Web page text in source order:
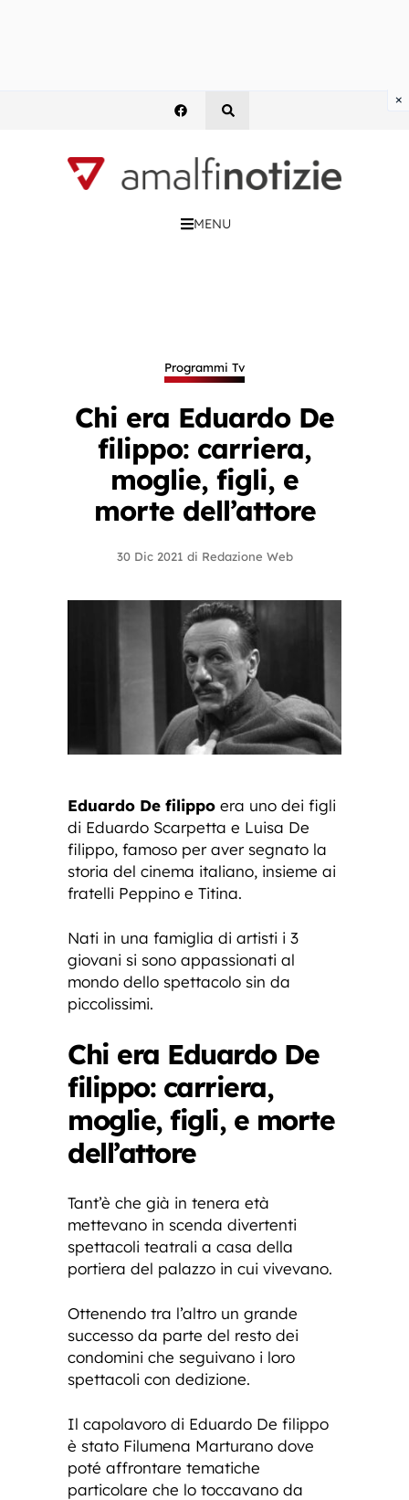
MENU
Programmi Tv
Chi era Eduardo De
filippo: carriera,
moglie, figli, e
morte dell’attore
30 Dic 2021 di Redazione Web
Eduardo De filippo era uno dei figli
di Eduardo Scarpetta e Luisa De
filippo, famoso per aver segnato la
storia del cinema italiano, insieme ai
fratelli Peppino e Titina.
Nati in una famiglia di artisti i 3
giovani si sono appassionati al
mondo dello spettacolo sin da
piccolissimi.
Chi era Eduardo De
filippo: carriera,
moglie, figli, e morte
dell’attore
Tant’è che già in tenera età
mettevano in scenda divertenti
spettacoli teatrali a casa della
portiera del palazzo in cui vivevano.
Ottenendo tra l’altro un grande
successo da parte del resto dei
condomini che seguivano i loro
spettacoli con dedizione.
Il capolavoro di Eduardo De filippo
è stato Filumena Marturano dove
poté affrontare tematiche
particolare che lo toccavano da
×